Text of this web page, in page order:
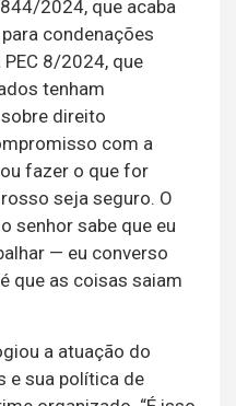
2024, que acaba
condenações
8/2024, que
tenham
direito
com a
fazer o que for
seja seguro. O
senhor sabe que eu
— eu converso
que as coisas saiam
a atuação do
e sua política de